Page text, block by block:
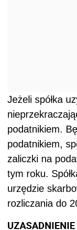
Jeżeli spółka
podatnikiem.
podatnikiem,
zaliczki na
tym roku.
urzędzie
rozliczania do
UZASADNIENIE